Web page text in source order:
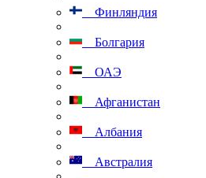
Финляндия
Болгария
ОАЭ
Афганистан
Албания
Австралия